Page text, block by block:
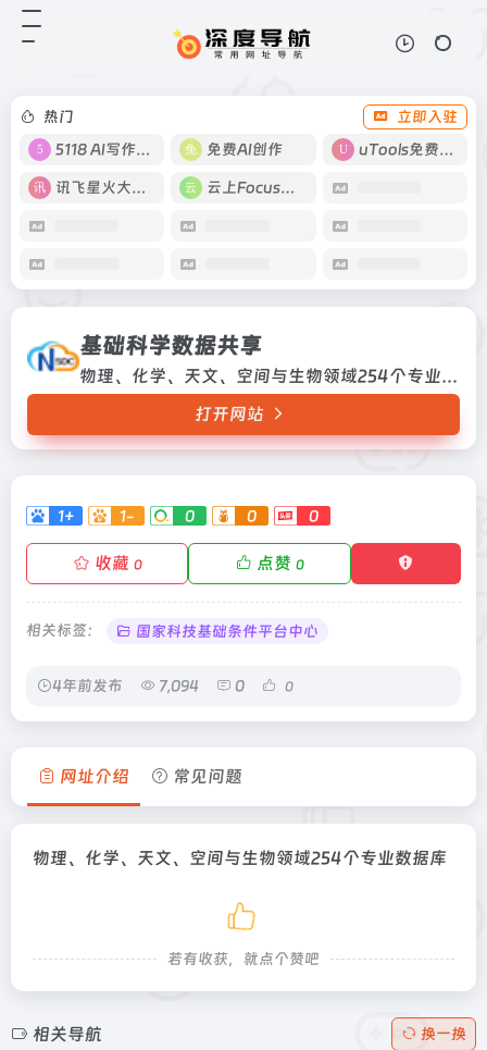
热门
立即入驻
5118 AI写作工具
免费AI创作 uTools免费工具箱
讯飞星火大模型 云上Focus接码
基础科学数据共享
物理、化学、天文、空间与生物领域254个专业数据库
打开网站
1+ 1- 0 0 0
收藏 0 点赞 0
相关标签： 国家科技基础条件平台中心
4年前发布 7,094 0 0
基础科学数据共享
网址介绍 常见问题
物理、化学、天文、空间与生物领域254个专业数据库
若有收获，就点个赞吧
相关导航 换一换